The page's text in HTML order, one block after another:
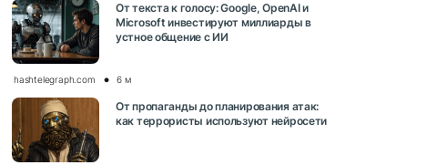
От текста к голосу: Google, OpenAI и
Microsoft инвестируют миллиарды в
устное общение с ИИ
hashtelegraph.com 6 м
От пропаганды до планирования атак:
как террористы используют нейросети